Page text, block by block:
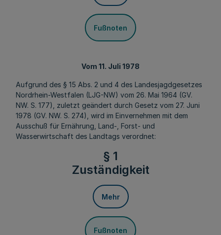
Fußnoten
Vom 11. Juli 1978
Aufgrund des § 15 Abs. 2 und 4 des Landesjagdgesetzes
Nordrhein-Westfalen (LJG-NW) vom 26. Mai 1964 (GV.
NW. S. 177), zuletzt geändert durch Gesetz vom 27. Juni
1978 (GV. NW. S. 274), wird im Einvernehmen mit dem
Ausschuß für Ernährung, Land-, Forst- und
Wasserwirtschaft des Landtags verordnet:
§ 1
Zuständigkeit
Mehr
Fußnoten